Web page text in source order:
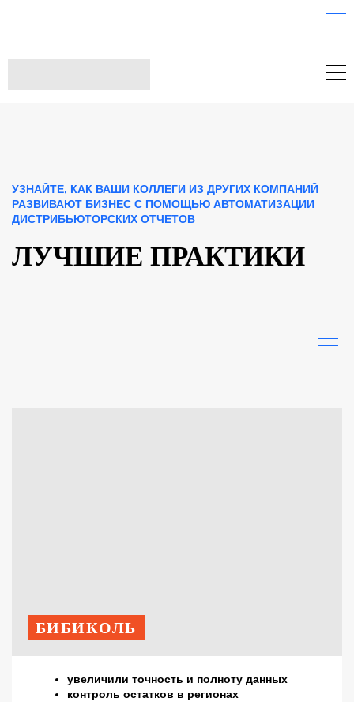
УЗНАЙТЕ, КАК ВАШИ КОЛЛЕГИ ИЗ ДРУГИХ КОМПАНИЙ
РАЗВИВАЮТ БИЗНЕС С ПОМОЩЬЮ АВТОМАТИЗАЦИИ
ДИСТРИБЬЮТОРСКИХ ОТЧЕТОВ
ЛУЧШИЕ ПРАКТИКИ
БИБИКОЛЬ
увеличили точность и полноту данных
контроль остатков в регионах